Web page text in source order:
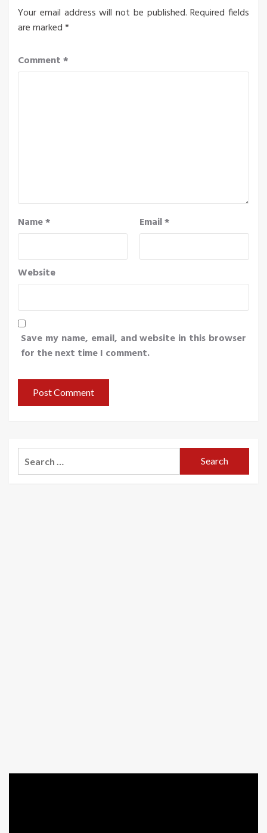
Your email address will not be published. Required fields
are marked*
Comment*
Name* Email*
Website
Save my name, email, and website in this browser
for the next time I comment.
for: